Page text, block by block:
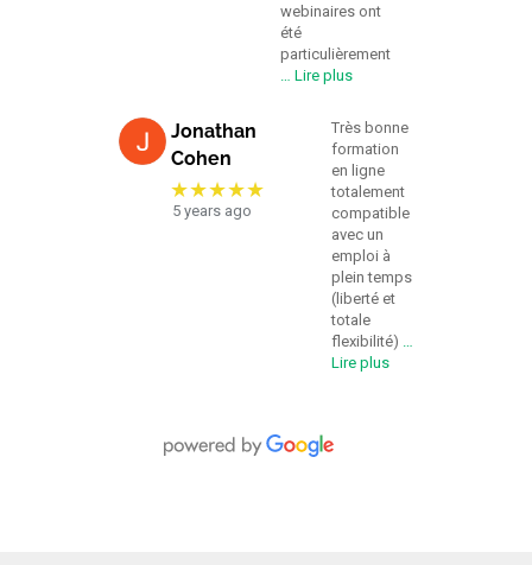
webinaires ont
été
particulièrement
… Lire plus
Jonathan
Cohen
★★★★★
5 years ago
Très bonne
formation
en ligne
totalement
compatible
avec un
emploi à
plein temps
(liberté et
totale
flexibilité)
Lire plus